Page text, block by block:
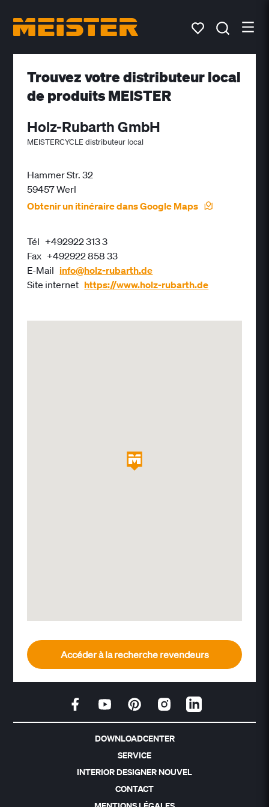
Trouvez votre distributeur local
de produits MEISTER
Holz-Rubarth GmbH
MEISTERCYCLE distributeur local
Hammer Str. 32
59457 Werl
Obtenir un itinéraire dans Google Maps
Tél +492922 313 3
Fax +492922 858 33
E-Mail info@holz-rubarth.de
Site internet https://www.holz-rubarth.de
Accéder à la recherche revendeurs
DOWNLOADCENTER
SERVICE
INTERIOR DESIGNER NOUVEL
CONTACT